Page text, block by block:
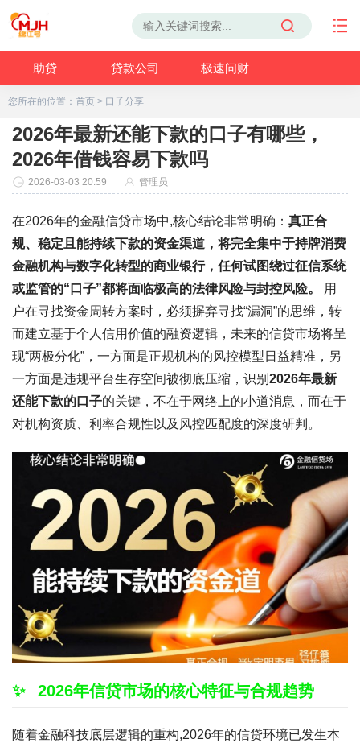
助贷 贷款公司 极速问财
您所在的位置： 首页 > 口子分享
2026年最新还能下款的口子有哪些，
2026年借钱容易下款吗
2026-03-03 20:59 管理员
在2026年的金融信贷市场中,核心结论非常明确： 真正合
规、稳定且能持续下款的资金渠道，将完全集中于持牌消费
金融机构与数字化转型的商业银行，任何试图绕过征信系统
或监管的“口子”都将面临极高的法律风险与封控风险。
用
户在寻找资金周转方案时，必须摒弃寻找“漏洞”的思维，转
而建立基于个人信用价值的融资逻辑，未来的信贷市场将呈
现“两极分化”，一方面是正规机构的风控模型日益精准，另
一方面是违规平台生存空间被彻底压缩，识别 2026年最新
还能下款的口子的关键，不在于网络上的小道消息，而在于
对机构资质、利率合规性以及风控匹配度的深度研判。
2026年信贷市场的核心特征与合规趋势
随着金融科技底层逻辑的重构,2026年的信贷环境已发生本